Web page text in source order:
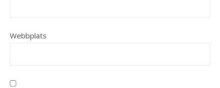
Webbplats